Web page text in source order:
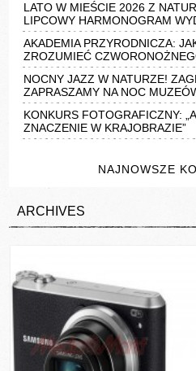
LATO W MIEŚCIE 2026 Z
LIPCOWY HARMONOGRAM
AKADEMIA PRZYRODNICZA:
ZROZUMIEĆ
NOCNY JAZZ W NATURZE!
ZAPRASZAMY NA NOC
KONKURS FOTOGRAFICZNY:
ZNACZENIE W KRAJOBRAZIE”
NAJNOWSZE
ARCHIVES